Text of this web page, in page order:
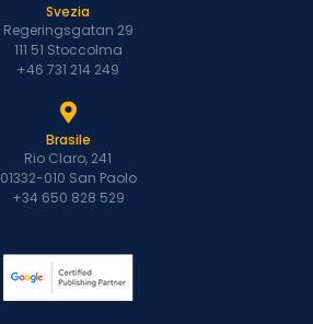
Svezia
Regeringsgatan 29
111 51 Stoccolma
+46 731 214 249
Brasile
Rio Claro, 241
01332-010 San Paolo
+34 650 828 529